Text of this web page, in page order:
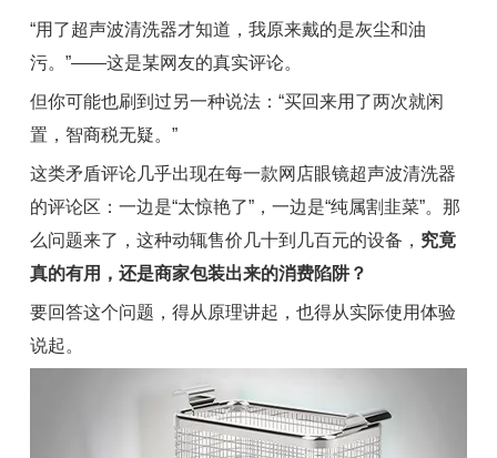
“用了超声波清洗器才知道，我原来戴的是灰尘和油
污。”——这是某网友的真实评论。
但你可能也刷到过另一种说法：“买回来用了两次就闲
置，智商税无疑。”
这类矛盾评论几乎出现在每一款网店眼镜超声波清洗器
的评论区：一边是“太惊艳了”，一边是“纯属割韭菜”。那
么问题来了，这种动辄售价几十到几百元的设备， 究竟
真的有用，还是商家包装出来的消费陷阱？
要回答这个问题，得从原理讲起，也得从实际使用体验
说起。